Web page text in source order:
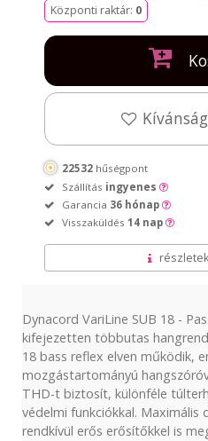
Központi raktár: 0
22532 hűségpont
Szállítás ingyenes
Garancia 36 hónap
Visszaküldés 14 nap
Dynacord VariLine SUB 18 -
kifejezetten többutas
18 bass reflex elven működik,
mozgástartományú
THD-t biztosít, különféle
védelmi funkciókkal. Maximális
rendkívül erős erősítőkkel is